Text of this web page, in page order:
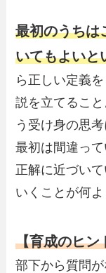
最初のうちは
いてもよいと
ら正しい定義
説を立てるこ
う受け身の思
最初は間違っ
正解に近づい
いくことが何よ
【育成のヒン
部下から質問